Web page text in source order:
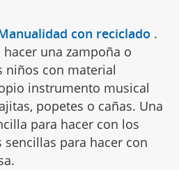
con reciclado .
una zampoña o
niños con material
instrumento musical
popetes o cañas. Una
para hacer con los
para hacer con